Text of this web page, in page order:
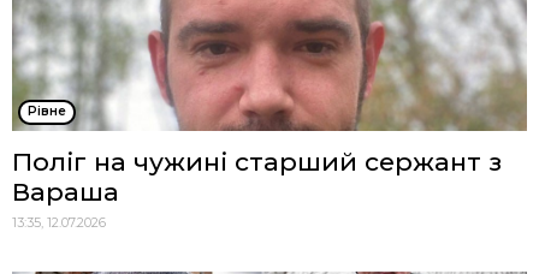
Рівне
Поліг на чужині старший сержант з
Вараша
13:35, 12.07.2026